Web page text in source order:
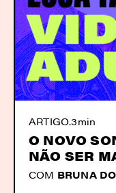
ARTIGO.3min
O NOVO
NÃO SER
COM BRUNA